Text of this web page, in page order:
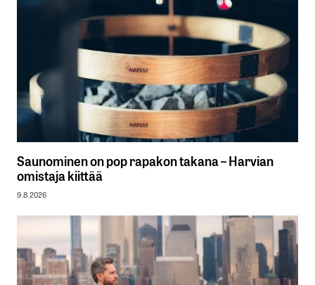
Saunominen on pop rapakon takana – Harvian
omistaja kiittää
9.8.2026